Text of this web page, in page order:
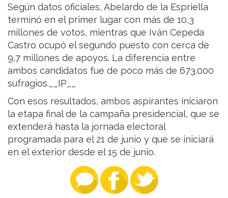
Según datos oficiales, Abelardo de la Espriella
terminó en el primer lugar con más de 10,3
millones de votos, mientras que Iván Cepeda
Castro ocupó el segundo puesto con cerca de
9,7 millones de apoyos. La diferencia entre
ambos candidatos fue de poco más de 673.000
sufragios.__IP__
Con esos resultados, ambos aspirantes iniciaron
la etapa final de la campaña presidencial, que se
extenderá hasta la jornada electoral
programada para el 21 de junio y que se iniciará
en el exterior desde el 15 de junio.